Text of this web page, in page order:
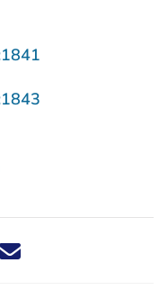
nieuwsbericht via X -
dit nieuwsbericht via
Deel dit nieuwsbericht
Deel dit